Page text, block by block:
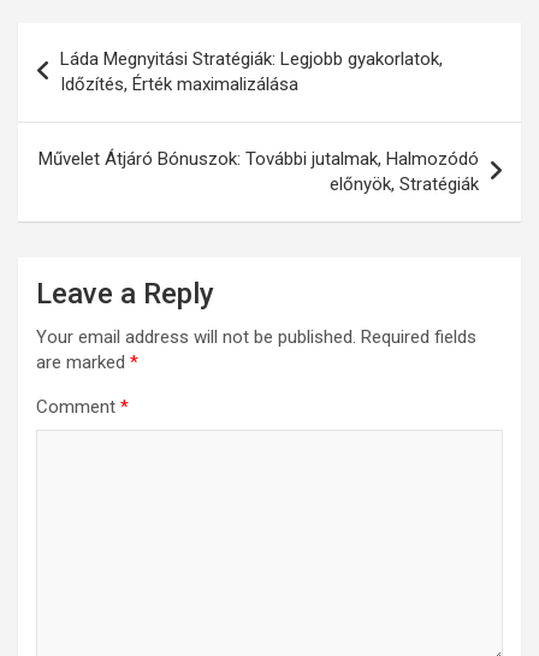
navigation
Láda Megnyitási Stratégiák: Legjobb gyakorlatok,
Időzítés, Érték maximalizálása
Művelet Átjáró Bónuszok: További jutalmak, Halmozódó
előnyök, Stratégiák
Leave a Reply
Your email address will not be published. Required fields
are marked *
Comment *